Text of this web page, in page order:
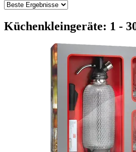
Küchenkleingeräte: 1 -